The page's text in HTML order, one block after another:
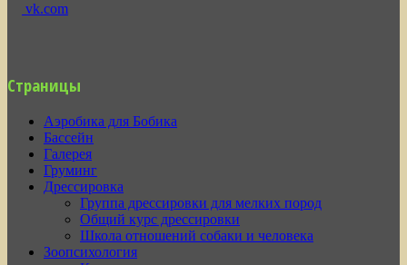
vk.com
Страницы
Аэробика для Бобика
Бассейн
Галерея
Груминг
Дрессировка
Группа дрессировки для мелких пород
Общий курс дрессировки
Школа отношений собаки и человека
Зоопсихология